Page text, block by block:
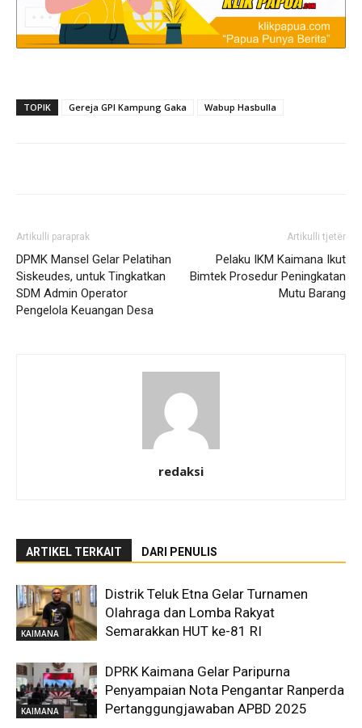
TOPIK Gereja GPI Kampung Gaka Wabup Hasbulla
Artikulli paraprak
DPMK Mansel Gelar Pelatihan
Siskeudes, untuk Tingkatkan
SDM Admin Operator
Pengelola Keuangan Desa
Artikulli tjetër
Pelaku IKM Kaimana Ikut
Bimtek Prosedur Peningkatan
Mutu Barang
redaksi
ARTIKEL TERKAIT DARI PENULIS
KAIMANA
Distrik Teluk Etna Gelar Turnamen
Olahraga dan Lomba Rakyat
Semarakkan HUT ke-81 RI
KAIMANA
DPRK Kaimana Gelar Paripurna
Penyampaian Nota Pengantar Ranperda
Pertanggungjawaban APBD 2025